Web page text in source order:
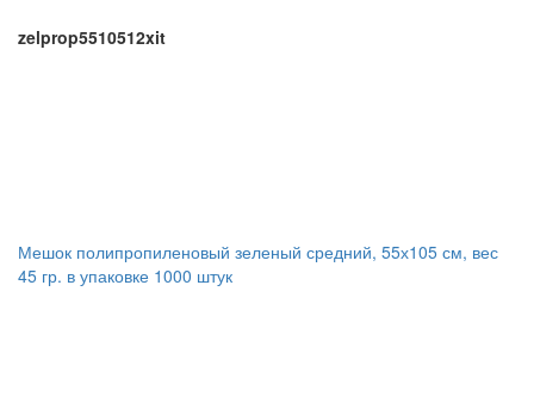
zelprop5510512xit
Мешок полипропиленовый зеленый средний, 55х105 см, вес
45 гр. в упаковке 1000 штук